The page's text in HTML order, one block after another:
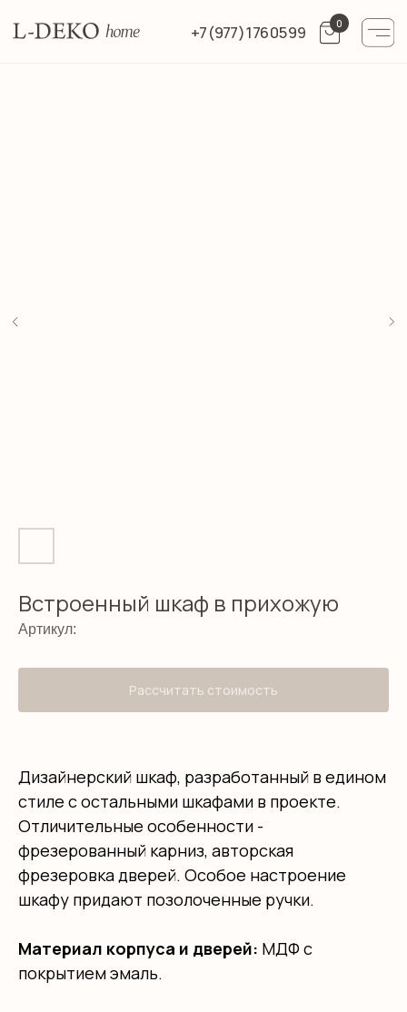
+7 (977) 176 05 99
Встроенный шкаф в прихожую
Артикул:
Рассчитать стоимость
Дизайнерский шкаф, разработанный в едином
стиле с остальными шкафами в проекте.
Отличительные особенности -
фрезерованный карниз, авторская
фрезеровка дверей. Особое настроение
шкафу придают позолоченные ручки.
Материал корпуса и дверей: МДФ с
покрытием эмаль.